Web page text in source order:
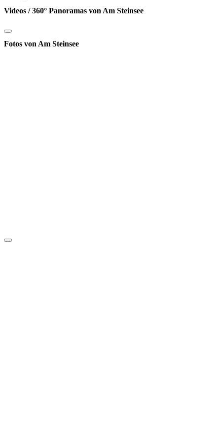
Videos / 360° Panoramas von Am Steinsee
Fotos von Am Steinsee